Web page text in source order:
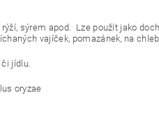
sýrem apod. Lze použít jako
vajíček, pomazánek, na
jídlu.
oryzae